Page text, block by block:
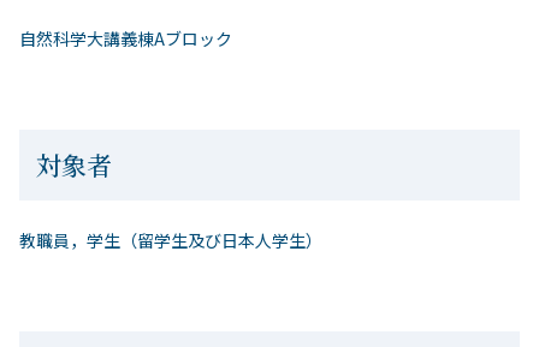
自然科学大講義棟Aブロック
対象者
教職員，学生（留学生及び日本人学生）